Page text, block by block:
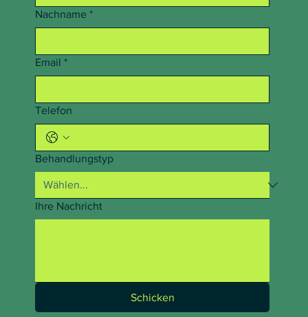
Nachname *
Email *
Telefon
Behandlungstyp
Ihre Nachricht
Schicken